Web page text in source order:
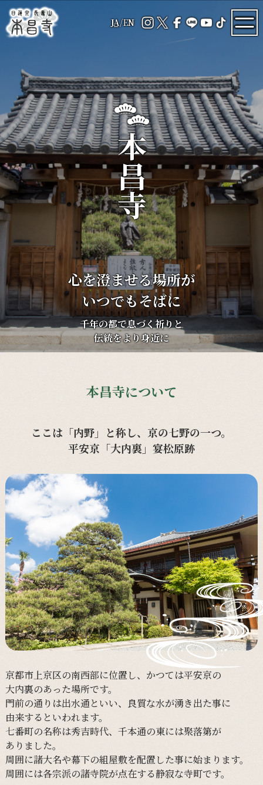
JA/EN
心を澄ませる場所が
いつでもそばに
千年の都で息づく祈りと
伝統をより身近に
本昌寺
本昌寺について
ここは「内野」と称し、京の七野の一つ。
平安京「大内裏」宴松原跡
京都市上京区の南西部に位置し、 かつては平安京の
大内裏のあった場所です。
門前の通りは出水通といい、 良質な水が湧き出た事に
由来するといわれます。
七番町の名称は秀吉時代、 千本通の東には聚落第が
ありました。
周囲に諸大名や幕下の組屋敷を配置した事に始まります。
周囲には各宗派の諸寺院が点在する静寂な寺町です。